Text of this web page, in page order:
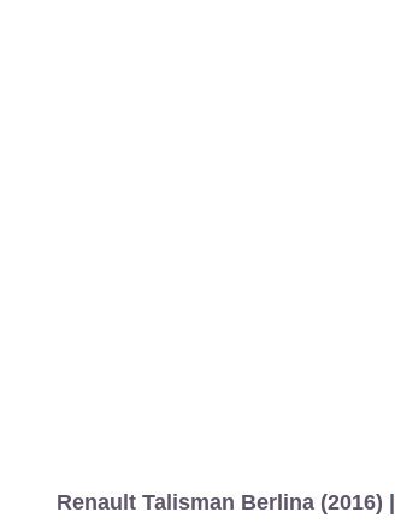
Renault Talisman Berlina (2016) |